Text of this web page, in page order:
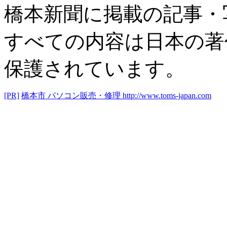
橋本新聞に掲載の記事
すべての内容は日本の
保護されています。
[PR] 橋本市 パソコン販売・修理 http://www.toms-japan.com